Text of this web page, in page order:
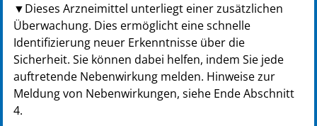
▼Dieses Arzneimittel unterliegt einer zusätzlichen
Überwachung. Dies ermöglicht eine schnelle
Identifizierung neuer Erkenntnisse über die
Sicherheit. Sie können dabei helfen, indem Sie jede
auftretende Nebenwirkung melden. Hinweise zur
Meldung von Nebenwirkungen, siehe Ende Abschnitt
4.